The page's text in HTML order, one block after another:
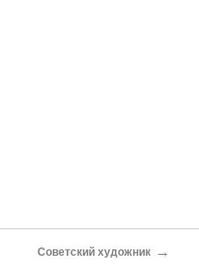
Советский художник →